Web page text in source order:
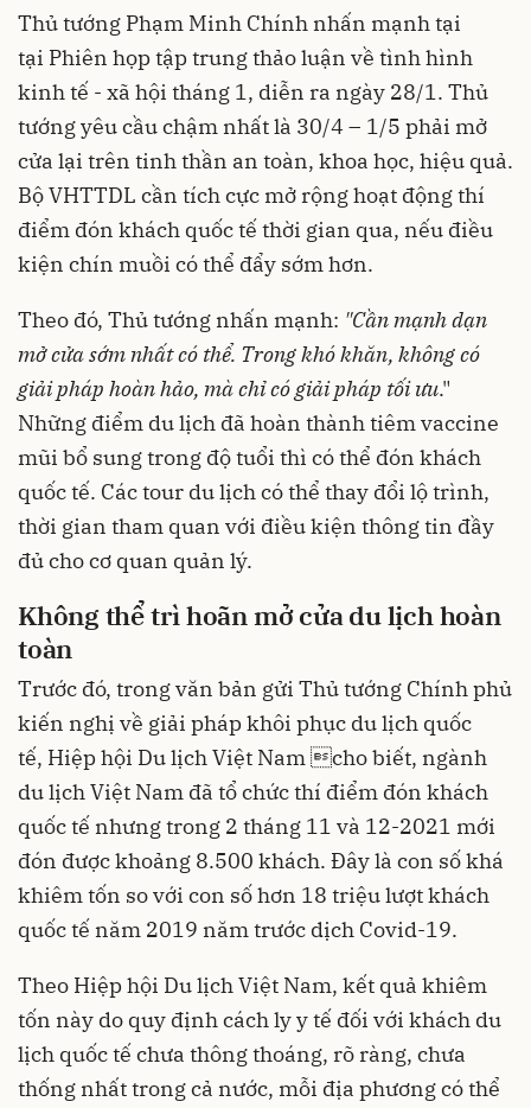
Thủ tướng Phạm Minh Chính nhấn mạnh tại
tại Phiên họp tập trung thảo luận về tình hình
kinh tế - xã hội tháng 1, diễn ra ngày 28/1. Thủ
tướng yêu cầu chậm nhất là 30/4 – 1/5 phải mở
cửa lại trên tinh thần an toàn, khoa học, hiệu quả.
Bộ VHTTDL cần tích cực mở rộng hoạt động thí
điểm đón khách quốc tế thời gian qua, nếu điều
kiện chín muồi có thể đẩy sớm hơn.
Theo đó, Thủ tướng nhấn mạnh: "Cần mạnh dạn
mở cửa sớm nhất có thể. Trong khó khăn, không có
giải pháp hoàn hảo, mà chỉ có giải pháp tối ưu."
Những điểm du lịch đã hoàn thành tiêm vaccine
mũi bổ sung trong độ tuổi thì có thể đón khách
quốc tế. Các tour du lịch có thể thay đổi lộ trình,
thời gian tham quan với điều kiện thông tin đầy
đủ cho cơ quan quản lý.
Không thể trì hoãn mở cửa du lịch hoàn
toàn
Trước đó, trong văn bản gửi Thủ tướng Chính phủ
kiến nghị về giải pháp khôi phục du lịch quốc
tế, Hiệp hội Du lịch Việt Nam cho biết, ngành
du lịch Việt Nam đã tổ chức thí điểm đón khách
quốc tế nhưng trong 2 tháng 11 và 12-2021 mới
đón đượckhoảng 8.500 khách. Đây là con số khá
khiêm tốn so với con số hơn 18 triệu lượt khách
quốc tế năm 2019 năm trước dịch Covid-19.
Theo Hiệp hội Du lịch Việt Nam, kết quả khiêm
tốn này do quy định cách ly y tế đối với khách du
lịch quốc tế chưa thông thoáng, rõ ràng, chưa
thống nhất trong cả nước, mỗi địa phương có thể